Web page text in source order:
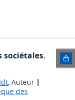
, Auteur |
des